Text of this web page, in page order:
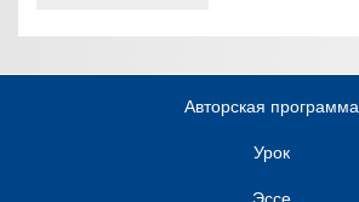
Авторская программа
Урок